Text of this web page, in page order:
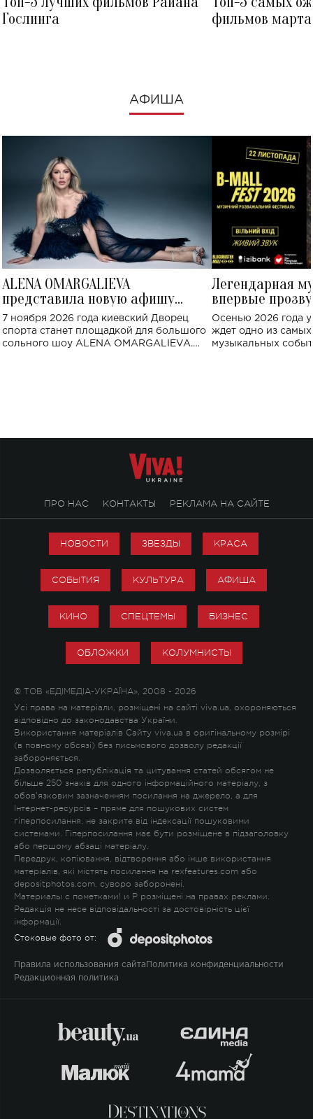
Гослинга
фильмов
АФИША
ALENA OMARGALIEVA
представила новую афишу
большого концерта во Дворце
спорта
7 ноября 2026 года киевский Дворец
спорта станет площадкой для большого
сольного шоу ALENA OMARGALIEVA.
Легендарная
впервые
Украине: где
Осенью 2026 года
ждет одно из
музыкальных
ПРО НАС КОНТАКТЫ РЕКЛАМА НА САЙТЕ
НОВОСТИ ЗВЕЗДЫ КРАСА
СОБЫТИЯ КУЛЬТУРА АФИША
КИНО СПЕЦТЕМЫ БИЗНЕС
ОБЛОЖКИ КОЛУМНИСТЫ
© ТОВ «ЕДІМЕДІА-УКРАЇНА», 2008 - 2026
Усі права на матеріали, розміщені на сайті viva.ua, охороняються
відповідно до законодавства України.
Використання матеріалів Сайту viva.ua в оригінальному розмірі
(в повному обсязі) без письмового дозволу редакції
забороняється.
Дозволяється републікація та цитування статей обсягом не
більше 250 знаків для одного інформаційного матеріалу, з
обов'язковим зазначенням посилання на джерело, а для
Інтернет-ресурсів – пряме для пошукових систем
гіперпосилання, не закрите від індексації пошуковими
системами. Гіперпосилання має бути розміщене в підзаголовку
або першому абзаці матеріалу.
Передрук, копіювання, відтворення або інше використання
матеріалів, які містять посилання на rexfeatures.com або
depositphotos.com, суворо заборонені.
Материалы с пометками! и P розміщені на правах реклами.
Редакція не несе відповідальності за достовірність цієї
інформації.
Стоковые фото от:
Правила использования сайта Политика конфиденциальности
Редакционная политика